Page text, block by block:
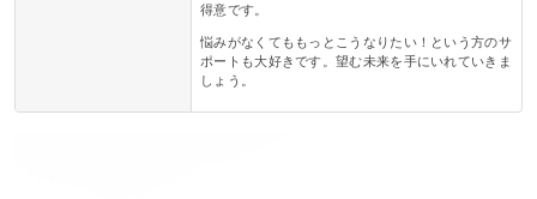
得意です。
悩みがなくてももっとこうなりたい！という方のサ
ポートも大好きです。望む未来を手にいれていきま
しょう。